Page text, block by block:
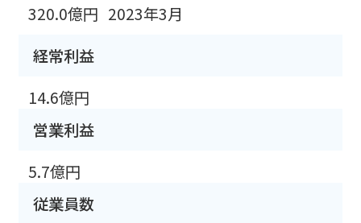
320.0億円 2023年3月
経常利益
14.6億円
営業利益
5.7億円
従業員数